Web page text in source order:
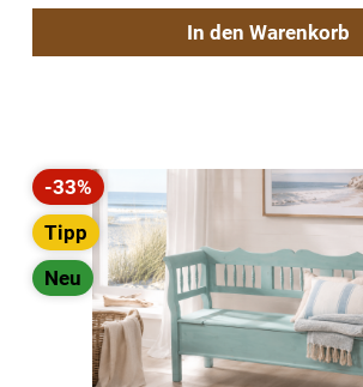
In den Warenkorb
Rabatt
-33%
Tipp
Neu